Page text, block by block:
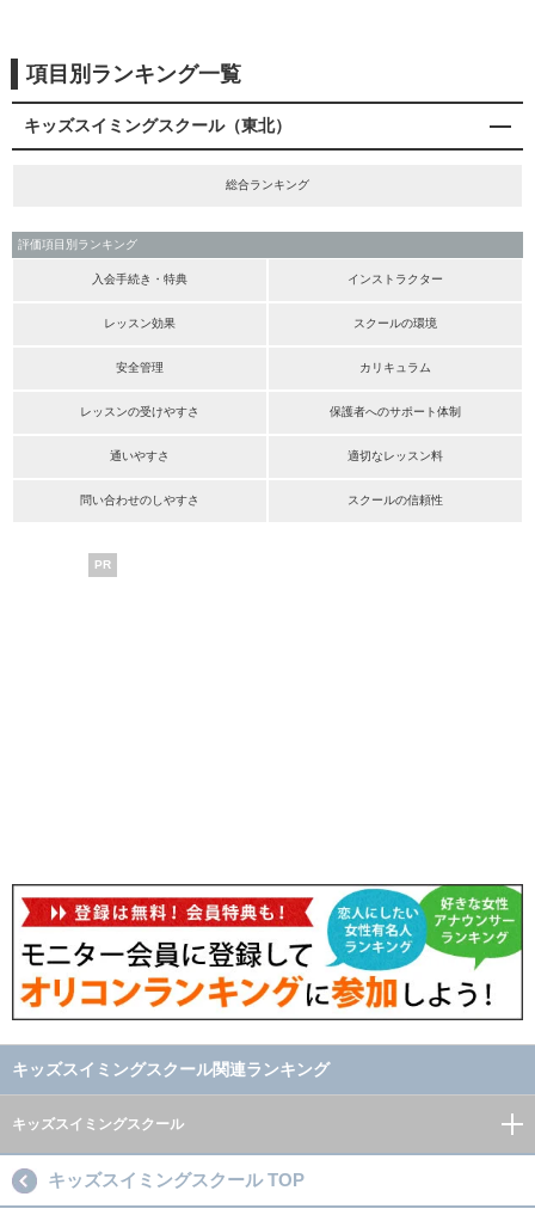
項目別ランキング一覧
キッズスイミングスクール（東北）
総合ランキング
評価項目別ランキング
入会手続き・特典 インストラクター
レッスン効果 スクールの環境
安全管理 カリキュラム
レッスンの受けやすさ 保護者へのサポート体制
通いやすさ 適切なレッスン料
問い合わせのしやすさ スクールの信頼性
PR
キッズスイミングスクール関連ランキング
キッズスイミングスクール
キッズスイミングスクール TOP